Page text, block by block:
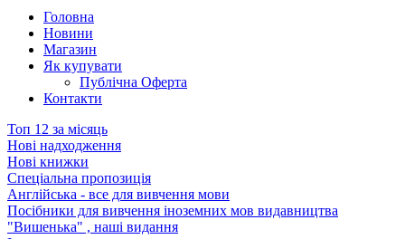
Головна
Новини
Магазин
Як купувати
Публічна Оферта
Контакти
Топ 12 за місяць
Нові надходження
Нові книжки
Спеціальна пропозиція
Англійська - все для вивчення мови
Посібники для вивчення іноземних мов видавництва
"Вишенька" , наші видання